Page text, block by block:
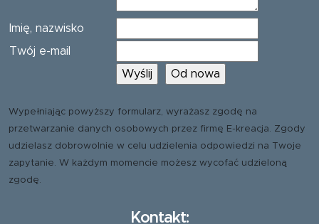
Imię, nazwisko
Twój e-mail
Wypełniając powyższy formularz, wyrażasz zgodę na
przetwarzanie danych osobowych przez firmę E-kreacja. Zgody
udzielasz dobrowolnie w celu udzielenia odpowiedzi na Twoje
zapytanie. W każdym momencie możesz wycofać udzieloną
zgodę.
Kontakt: